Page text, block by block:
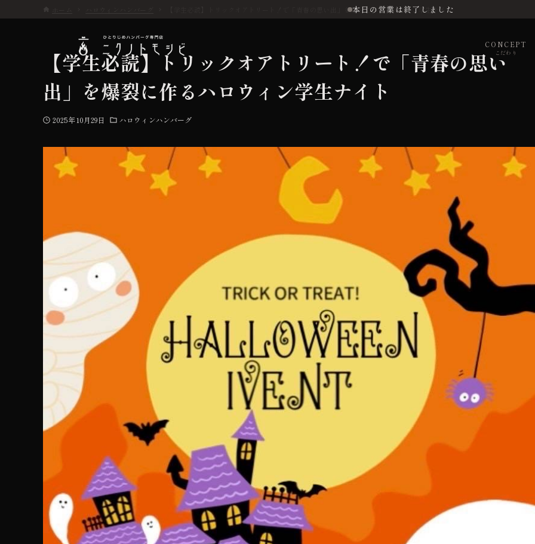
本日の営業は終了しました
CONCEPT
こだわり
こだわり
お品書き
店舗情報
【学生必読】トリックオアトリート！で「青春の思い出」を爆裂に作るハロウィン学生ナイト
【学生必読】トリックオアトリート！で「青春の思い
出」を爆裂に作るハロウィン学生ナイト
2025年10月29日 ハロウィンハンバーグ